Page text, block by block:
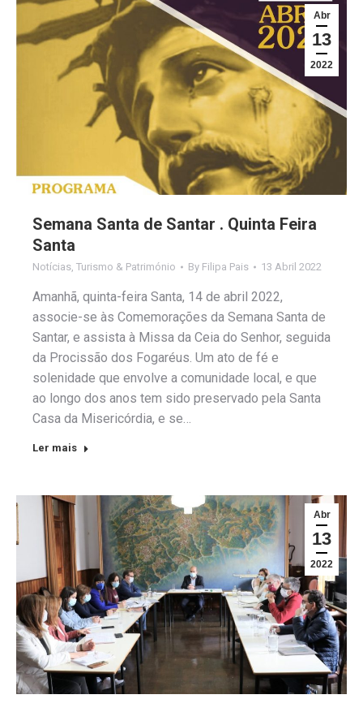
Abr
13
2022
Semana Santa de Santar . Quinta Feira
Santa
Notícias, Turismo & Património By Filipa Pais 13 Abril 2022
Amanhã, quinta-feira Santa, 14 de abril 2022,
associe-se às Comemorações da Semana Santa de
Santar, e assista à Missa da Ceia do Senhor, seguida
da Procissão dos Fogaréus. Um ato de fé e
solenidade que envolve a comunidade local, e que
ao longo dos anos tem sido preservado pela Santa
Casa da Misericórdia, e se…
Ler mais
Abr
13
2022